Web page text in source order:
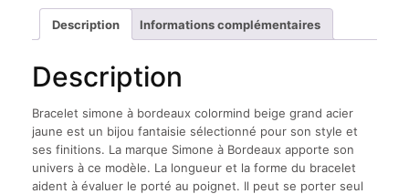
Description Informations complémentaires
Description
Bracelet simone à bordeaux colormind beige grand acier
jaune est un bijou fantaisie sélectionné pour son style et
ses finitions. La marque Simone à Bordeaux apporte son
univers à ce modèle. La longueur et la forme du bracelet
aident à évaluer le porté au poignet. Il peut se porter seul